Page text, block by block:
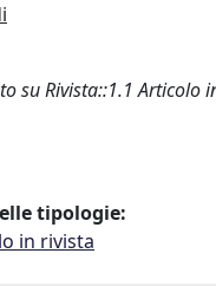
su Rivista::1.1 Articolo
tipologie:
in rivista